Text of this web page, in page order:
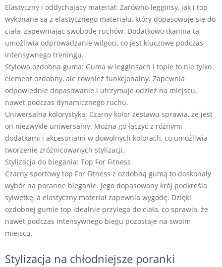
Elastyczny i oddychający materiał: Zarówno legginsy, jak i top
wykonane są z elastycznego materiału, który dopasowuje się do
ciała, zapewniając swobodę ruchów. Dodatkowo tkanina ta
umożliwia odprowadzanie wilgoci, co jest kluczowe podczas
intensywnego treningu.
Stylowa ozdobna guma: Guma w legginsach i topie to nie tylko
element ozdobny, ale również funkcjonalny. Zapewnia
odpowiednie dopasowanie i utrzymuje odzież na miejscu,
nawet podczas dynamicznego ruchu.
Uniwersalna kolorystyka: Czarny kolor zestawu sprawia, że jest
on niezwykle uniwersalny. Można go łączyć z różnymi
dodatkami i akcesoriami w dowolnych kolorach, co umożliwia
tworzenie zróżnicowanych stylizacji.
Stylizacja do biegania: Top For Fitness
Czarny sportowy top For Fitness z ozdobną gumą to doskonały
wybór na poranne bieganie. Jego dopasowany krój podkreśla
sylwetkę, a elastyczny materiał zapewnia wygodę. Dzięki
ozdobnej gumie top idealnie przylega do ciała, co sprawia, że
nawet podczas intensywnego biegu pozostaje na swoim
miejscu.
Stylizacja na chłodniejsze poranki